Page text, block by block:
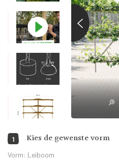
1 Kies de gewenste vorm
Vorm: Leiboom